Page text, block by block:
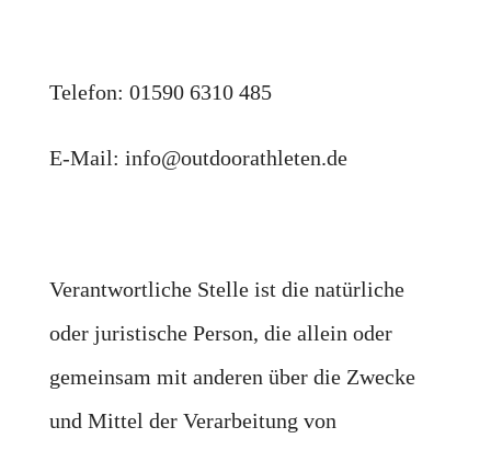
Telefon: 01590 6310 485
E-Mail: info@outdoorathleten.de
Verantwortliche Stelle ist die natürliche
oder juristische Person, die allein oder
gemeinsam mit anderen über die Zwecke
und Mittel der Verarbeitung von